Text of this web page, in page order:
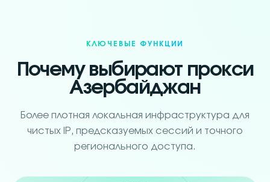
КЛЮЧЕВЫЕ ФУНКЦИИ
Почему выбирают прокси
Азербайджан
Более плотная локальная инфраструктура для
чистых IP, предсказуемых сессий и точного
регионального доступа.